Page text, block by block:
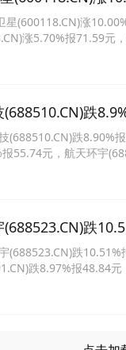
(600118.CN)涨
涨5.70%报71.59元
跌
跌
55.74元，航天环宇
跌
(688523.CN)跌
跌8.97%报48.84